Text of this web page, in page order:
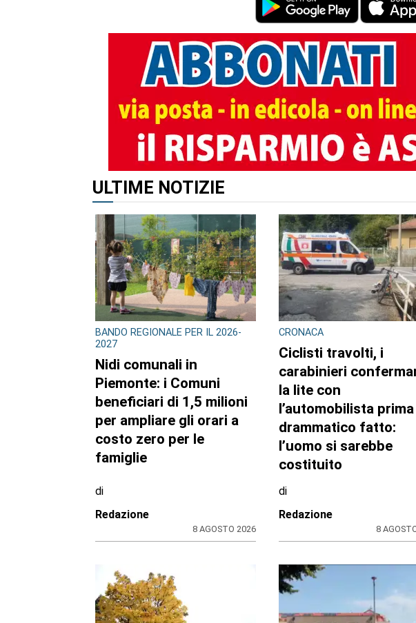
ALTRI ARTICOLI DI QUESTO AUTORE
CONSIGLIO REGIONALE
Marcinelle, il presidente
Nicco: “Onorare gli
italiani caduti sul lavoro
in ogni parte del mondo”
Redazione CRP
CONSIGLIO REGIONALE
Ambiente e conti
pubblici al centro
dell’attività questa
settimana in Consiglio
regionale
di
Redazione CRP
ULTIME NOTIZIE